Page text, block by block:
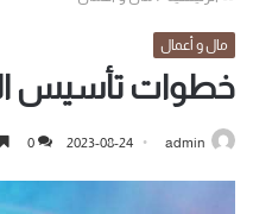
مال و أعمال
خطوات تأسيس
admin
2023-08-24
0